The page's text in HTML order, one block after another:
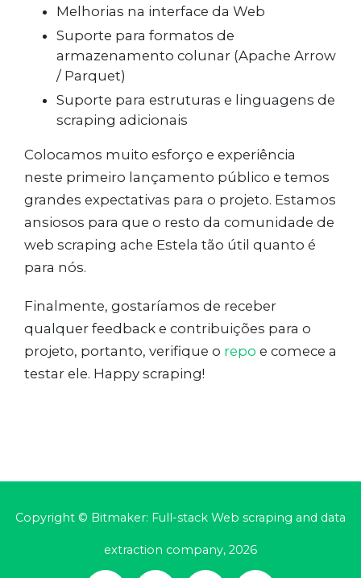
Melhorias na interface da Web
Suporte para formatos de
armazenamento colunar (Apache Arrow
/ Parquet)
Suporte para estruturas e linguagens de
scraping adicionais
Colocamos muito esforço e experiência
neste primeiro lançamento público e temos
grandes expectativas para o projeto. Estamos
ansiosos para que o resto da comunidade de
web scraping ache Estela tão útil quanto é
para nós.
Finalmente, gostaríamos de receber
qualquer feedback e contribuições para o
projeto, portanto, verifique o repo e comece a
testar ele. Happy scraping!
Copyright © Bitmaker: Full-stack Web scraping and data
extraction company, 2026